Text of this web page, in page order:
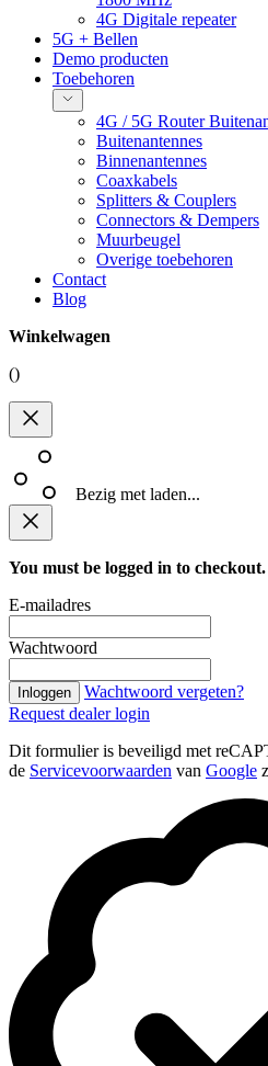
4G Digitale repeater
5G + Bellen
Demo producten
Toebehoren
4G / 5G Router
Buitenantennes
Binnenantennes
Coaxkabels
Splitters & Couplers
Connectors & Dempers
Muurbeugel
Overige toebehoren
Contact
Blog
Winkelwagen
()
Bezig met laden...
You must be logged in to checkout.
E-mailadres
Wachtwoord
Inloggen
Wachtwoord vergeten?
Request dealer login
Dit formulier is beveiligd met
de Servicevoorwaarden van Google